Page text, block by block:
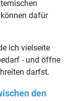
dafür
ich vielseite
- und öffne
darfst.
den